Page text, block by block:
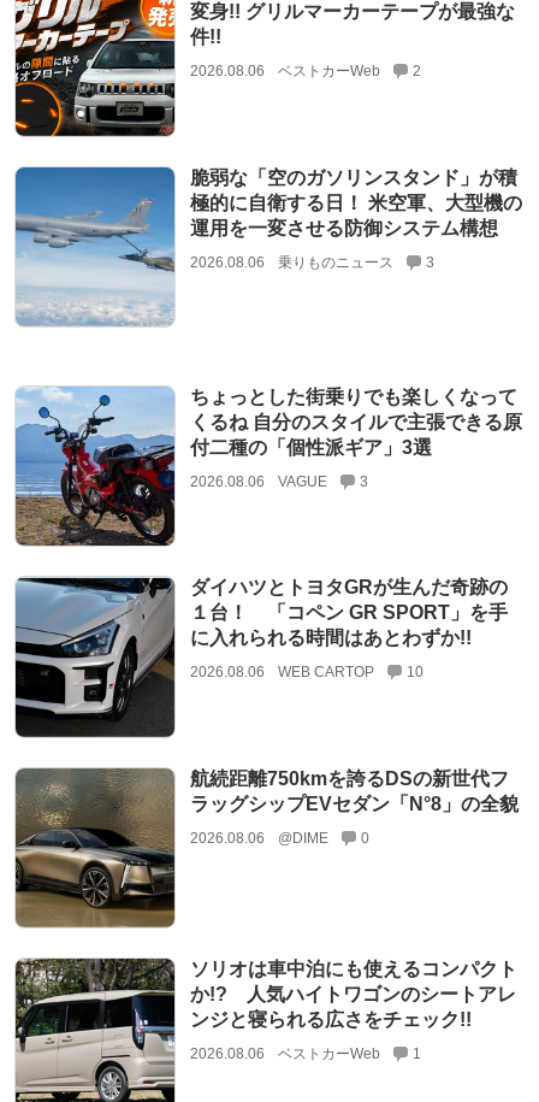
変身!! グリルマーカーテープが最強な
件!!
2026.08.06 ベストカーWeb 2
脆弱な「空のガソリンスタンド」が積
極的に自衛する日！ 米空軍、大型機の
運用を一変させる防御システム構想
2026.08.06 乗りものニュース 3
ちょっとした街乗りでも楽しくなって
くるね 自分のスタイルで主張できる原
付二種の「個性派ギア」3選
2026.08.06 VAGUE 3
ダイハツとトヨタGRが生んだ奇跡の
１台！ 「コペン GR SPORT」を手
に入れられる時間はあとわずか!!
2026.08.06 WEB CARTOP 10
航続距離750kmを誇るDSの新世代フ
ラッグシップEVセダン「N°8」の全貌
2026.08.06 @DIME 0
ソリオは車中泊にも使えるコンパクト
か!? 人気ハイトワゴンのシートアレ
ンジと寝られる広さをチェック!!
2026.08.06 ベストカーWeb 1